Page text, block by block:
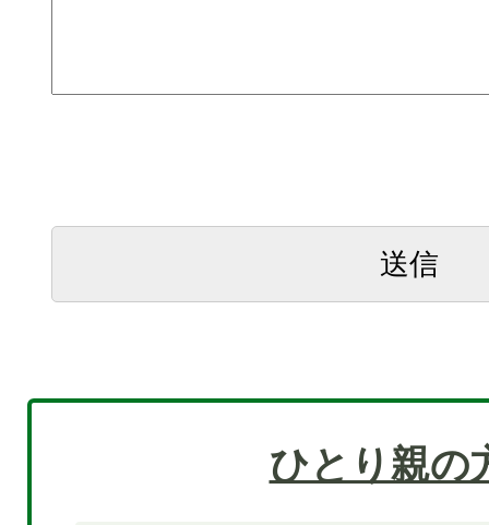
ひとり親の